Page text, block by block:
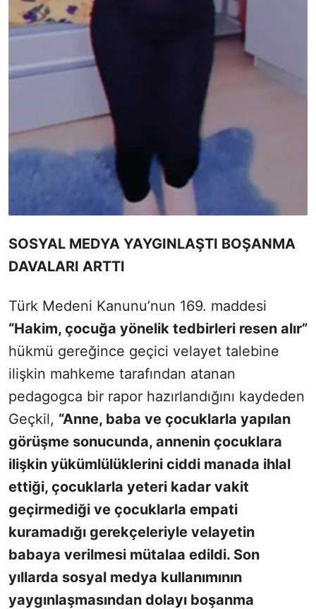
SOSYAL MEDYA YAYGINLAŞTI BOŞANMA
DAVALARI ARTTI
Türk Medeni Kanunu’nun 169. maddesi
“Hakim, çocuğa yönelik tedbirleri resen alır”
hükmü gereğince geçici velayet talebine
ilişkin mahkeme tarafından atanan
pedagogca bir rapor hazırlandığını kaydeden
Geçkil, “Anne, baba ve çocuklarla yapılan
görüşme sonucunda, annenin çocuklara
ilişkin yükümlülüklerini ciddi manada ihlal
ettiği, çocuklarla yeteri kadar vakit
geçirmediği ve çocuklarla empati
kuramadığı gerekçeleriyle velayetin
babaya verilmesi mütalaa edildi. Son
yıllarda sosyal medya kullanımının
yaygınlaşmasından dolayı boşanma